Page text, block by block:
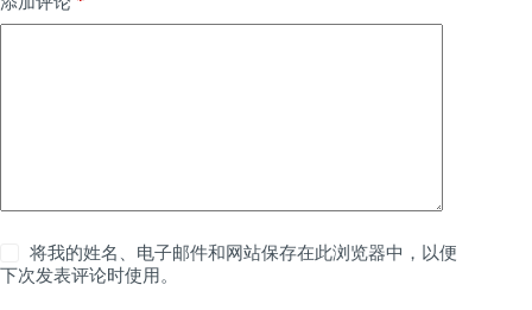
将我的姓名、电子邮件和网站保存在此浏览器中，以便
下次发表评论时使用。